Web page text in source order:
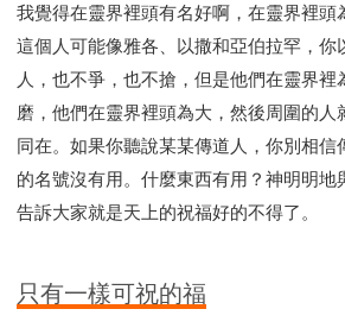
我覺得在靈界裡頭有名好啊，在靈界裡頭
這個人可能像雅各、以撒和亞伯拉罕，你
人，也不爭，也不搶，但是他們在靈界裡
磨，他們在靈界裡頭為大，然後周圍的人
同在。如果你聽說某某傳道人，你別相信
的名號沒有用。什麼東西有用？神明明地
告訴大家就是天上的祝福好的不得了。
只有一樣可祝的福